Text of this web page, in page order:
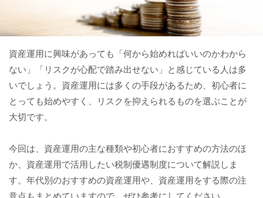
資産運用に興味があっても「何から始めればいいのかわから
ない」「リスクが心配で踏み出せない」と感じている人は多
いでしょう。資産運用には多くの手段があるため、初心者に
とっても始めやすく、リスクを抑えられるものを選ぶことが
大切です。
今回は、資産運用の主な種類や初心者におすすめの方法のほ
か、資産運用で活用したい税制優遇制度について解説しま
す。年代別のおすすめの資産運用や、資産運用をする際の注
意点もまとめていますので、ぜひ参考にしてください。